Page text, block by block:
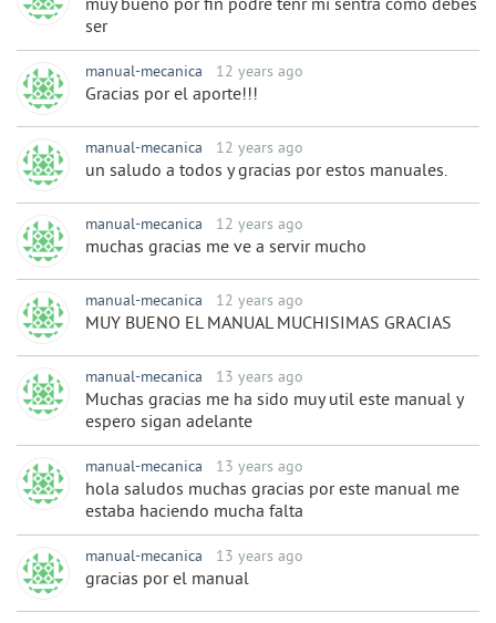
muy bueno por fin podre tenr mi sentra como debes
ser
manual-mecanica 12 years ago
Gracias por el aporte!!!
manual-mecanica 12 years ago
un saludo a todos y gracias por estos manuales.
manual-mecanica 12 years ago
muchas gracias me ve a servir mucho
manual-mecanica 12 years ago
MUY BUENO EL MANUAL MUCHISIMAS GRACIAS
manual-mecanica 13 years ago
Muchas gracias me ha sido muy util este manual y
espero sigan adelante
manual-mecanica 13 years ago
hola saludos muchas gracias por este manual me
estaba haciendo mucha falta
manual-mecanica 13 years ago
gracias por el manual